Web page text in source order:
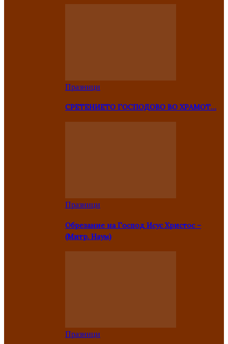
Празници
СРЕТЕНИЕТО ГОСПОДОВО ВО ХРАМОТ…
Празници
Oбрезание на Господ Исус Христос –
(Митр. Наум)
Празници